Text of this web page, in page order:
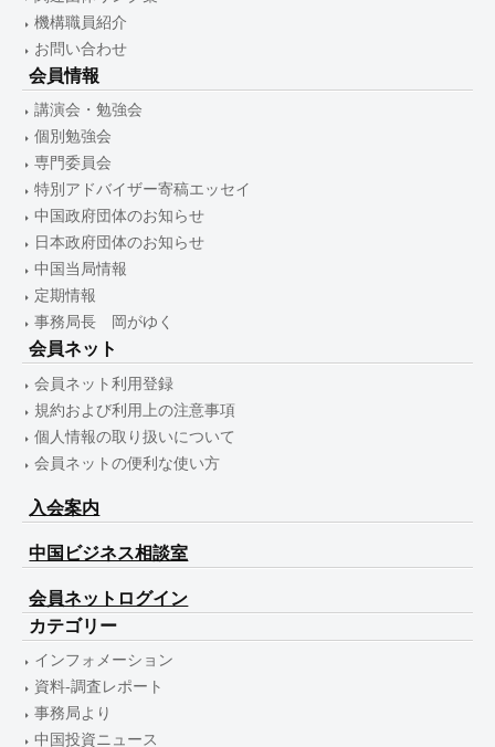
機構職員紹介
お問い合わせ
会員情報
講演会・勉強会
個別勉強会
専門委員会
特別アドバイザー寄稿エッセイ
中国政府団体のお知らせ
日本政府団体のお知らせ
中国当局情報
定期情報
事務局長 岡がゆく
会員ネット
会員ネット利用登録
規約および利用上の注意事項
個人情報の取り扱いについて
会員ネットの便利な使い方
入会案内
中国ビジネス相談室
会員ネットログイン
カテゴリー
インフォメーション
資料-調査レポート
事務局より
中国投資ニュース